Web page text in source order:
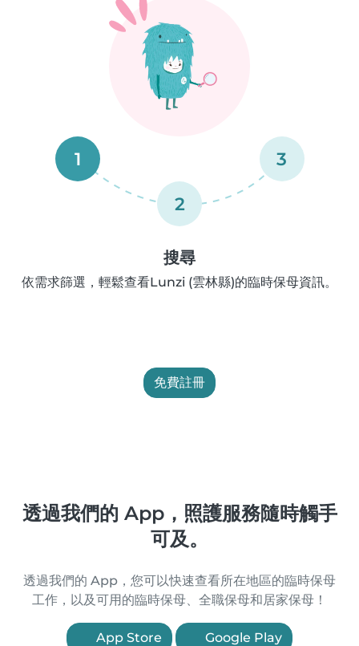
1
2
3
搜尋
依需求篩選，輕鬆查看Lunzi (雲林縣)的臨時保母資訊。
免費註冊
透過我們的 App，照護服務隨時觸手
可及。
透過我們的 App，您可以快速查看所在地區的臨時保母
工作，以及可用的臨時保母、全職保母和居家保母！
App Store Google Play